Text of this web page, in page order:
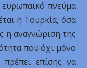
πνεύμα
η Τουρκία, όσα
η αναγνώριση της
που όχι μόνο
επίσης να